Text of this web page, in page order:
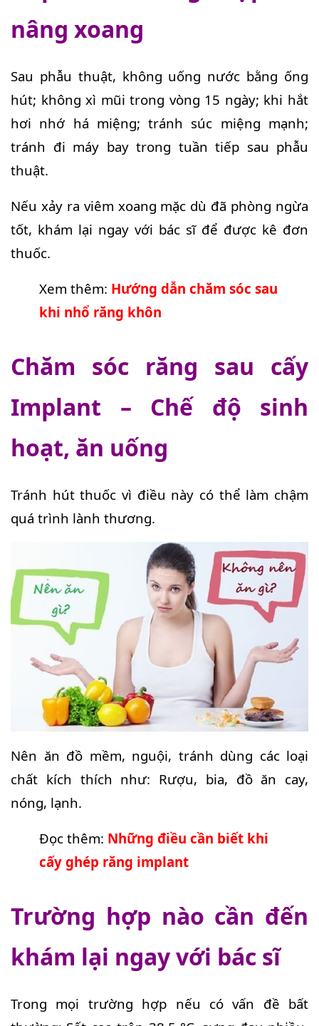
nâng xoang
Sau phẫu thuật, không uống nước bằng ống
hút; không xì mũi trong vòng 15 ngày; khi hắt
hơi nhớ há miệng; tránh súc miệng mạnh;
tránh đi máy bay trong tuần tiếp sau phẫu
thuật.
Nếu xảy ra viêm xoang mặc dù đã phòng ngừa
tốt, khám lại ngay với bác sĩ để được kê đơn
thuốc.
Xem thêm: Hướng dẫn chăm sóc sau
khi nhổ răng khôn
Chăm sóc răng sau cấy
Implant – Chế độ sinh
hoạt, ăn uống
Tránh hút thuốc vì điều này có thể làm chậm
quá trình lành thương.
Nên ăn đồ mềm, nguội, tránh dùng các loại
chất kích thích như: Rượu, bia, đồ ăn cay,
nóng, lạnh.
Đọc thêm: Những điều cần biết khi
cấy ghép răng implant
Trường hợp nào cần đến
khám lại ngay với bác sĩ
Trong mọi trường hợp nếu có vấn đề bất